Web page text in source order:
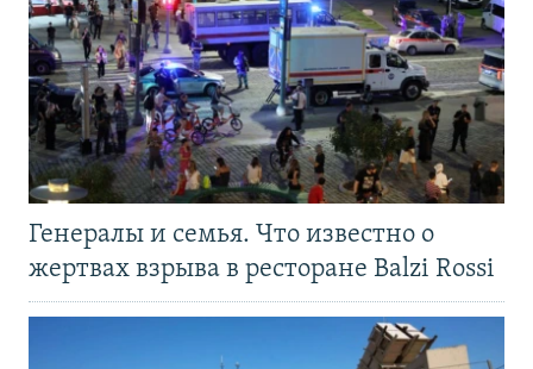
Генералы и семья. Что известно о
жертвах взрыва в ресторане Balzi Rossi